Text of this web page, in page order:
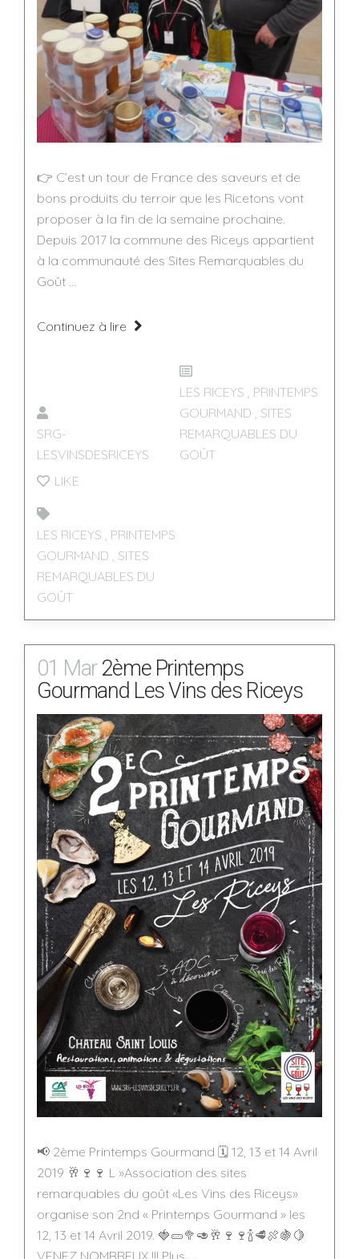
👉 C’est un tour de France des saveurs et de
bons produits du terroir que les Ricetons vont
proposer à la fin de la semaine prochaine.
Depuis 2017 la commune des Riceys appartient
à la communauté des Sites Remarquables du
Goût ...
Continuez à lire
SRG-
LESVINSDESRICEYS
LES RICEYS
PRINTEMPS
GOURMAND ,SITES
REMARQUABLES DU
GOÛT
LIKE
LES RICEYS , PRINTEMPS
GOURMAND , SITES
REMARQUABLES DU
GOÛT
01 Mar2ème Printemps
Gourmand Les Vins des Riceys
📢 2ème Printemps Gourmand 🗓️ 12, 13 et 14 Avril
2019 🥂🍷🍷 L »Association des sites
remarquables du goût «Les Vins des Riceys»
organise son 2nd « Printemps Gourmand » les
12, 13 et 14 Avril 2019. 🍓🥒🥦🥑🥂🍷🍷🍾🥩🍖🍇🍋